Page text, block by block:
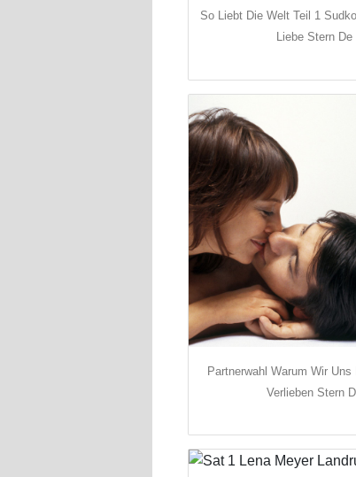
So Liebt Die Welt Teil 1
Liebe Stern De
Partnerwahl Warum Wir Uns
Verlieben Stern